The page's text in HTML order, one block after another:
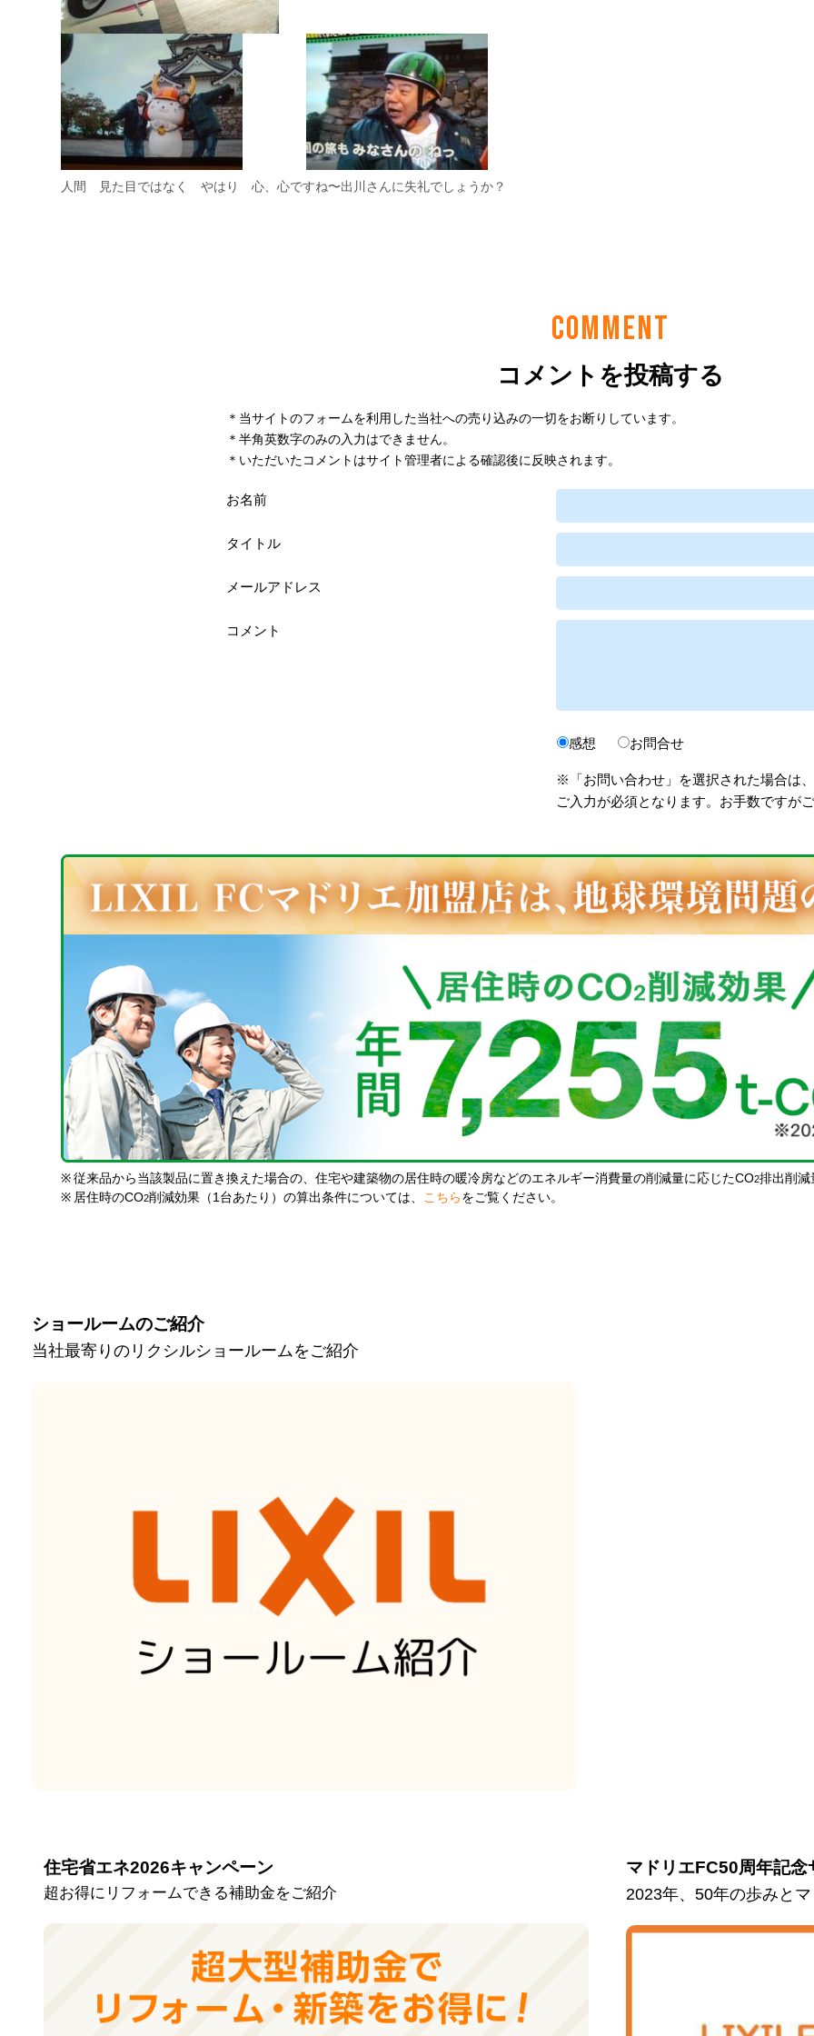
COMMENT
コメントを投稿する
＊当サイトのフォームを利用した当社への売り込みの一切をお断りしています。
＊半角英数字のみの入力はできません。
＊いただいたコメントはサイト管理者による確認後に反映されます。
お名前
タイトル
メールアドレス
コメント
感想 お問合せ
※「お問い合わせ」を選択された場合は
ご入力が必須となります。お手数ですが
※ 従来品から当該製品に置き換えた場合の、住宅や建築物の居住時の暖冷房などのエネルギー消費量の削減量に応じたCO2排出削減
※ 居住時のCO2削減効果（1台あたり）の算出条件については、 こちら をご覧ください。
ショールームのご紹介
当社最寄りのリクシルショールームをご紹介
住宅省エネ2026キャンペーン
超お得にリフォームできる補助金をご紹介
マドリエFC50周年記念
2023年、50年の歩みと